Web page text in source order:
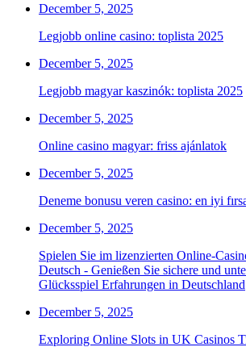
December 5, 2025
Legjobb online casino: toplista 2025
December 5, 2025
Legjobb magyar kaszinók: toplista 2025
December 5, 2025
Online casino magyar: friss ajánlatok
December 5, 2025
Deneme bonusu veren casino: en iyi
December 5, 2025
Spielen Sie im lizenzierten Online-
Deutsch - Genießen Sie sichere und
Glücksspiel Erfahrungen in Deutschland
December 5, 2025
Exploring Online Slots in UK Casinos